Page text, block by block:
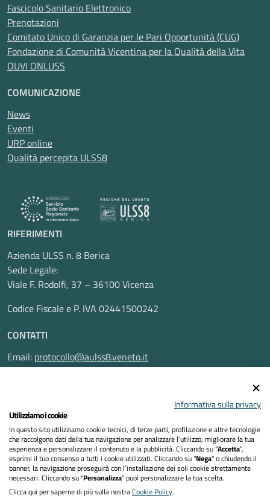
Fascicolo Sanitario Elettronico
Prenotazioni
Comitato Unico di Garanzia per le Pari Opportunità (CUG)
Fondazione di Comunità Vicentina per la Qualità della Vita
OUVI ONLUSS
COMUNICAZIONE
News
Eventi
URP online
Qualità percepita ULSS8
RIFERIMENTI
Azienda ULSS n. 8 Berica
Sede Legale:
Viale F. Rodolfi, 37 – 36100 Vicenza
Codice Fiscale e P. IVA 02441500242
CONTATTI
Email: protocollo@aulss8.veneto.it
Pec:protocollo.aulss8@pecveneto.it
Privacy Policy
Dichiarazione di accessibilità
Informativa sulla privacy
Utilizziamo i cookie
In questo sito utilizziamo cookie tecnici, di terze parti, profilazione e altre tecnologie
che raccolgono dati della tua navigazione per analizzare l’utilizzo, migliorare la tua
esperienza e personalizzare il contenuto e la pubblicità. Cliccando su “Accetta”,
esprimi il tuo consenso a tutti i cookie utilizzati. Cliccando su "Nega" o chiudendo il
banner, la navigazione proseguirà con l’installazione dei soli cookie strettamente
necessari. Cliccando su "Personalizza" puoi personalizzare la tua scelta.
Clicca qui per saperne di più sulla nostraCookie Policy.